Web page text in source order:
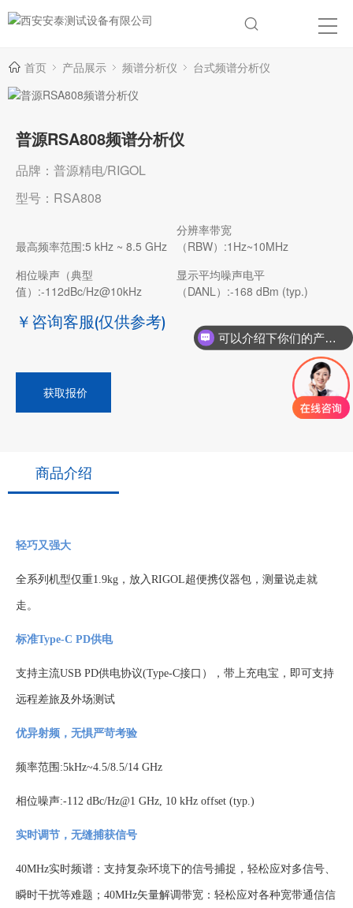
首页 产品展示 频谱分析仪 台式频谱分析仪
普源RSA808频谱分析仪
品牌：普源精电/RIGOL
型号：RSA808
最高频率范围:5 kHz ~ 8.5 GHz
分辨率带宽
（RBW）:1Hz~10MHz
相位噪声（典型
值）:-112dBc/Hz@10kHz
显示平均噪声电平
（DANL）:-168 dBm (typ.)
￥咨询客服(仅供参考)
获取报价
商品介绍
轻巧又强大
全系列机型仅重1.9kg，放入RIGOL超便携仪器包，测量说走就
走。
标准Type-C PD供电
支持主流USB PD供电协议(Type-C接口），带上充电宝，即可支持
远程差旅及外场测试
优异射频，无惧严苛考验
频率范围 :5kHz~4.5/8.5/14 GHz
相位噪声:-112 dBc/Hz@1 GHz, 10 kHz offset (typ.)
实时调节，无缝捕获信号
40MHz实时频谱：支持复杂环境下的信号捕捉，轻松应对多信号、
瞬时干扰等难题；40MHz矢量解调带宽：轻松应对各种宽带通信信
可以介绍下你们的产品么？